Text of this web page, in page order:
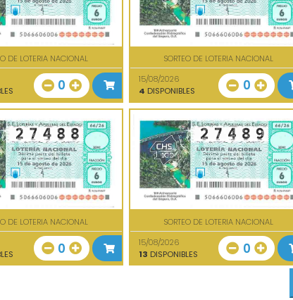
DE LOTERIA NACIONAL
0
SORTEO DE LOTERIA NACIONAL
15/08/2026
4 DISPONIBLES 0
DE LOTERIA NACIONAL
0
SORTEO DE LOTERIA NACIONAL
15/08/2026
13 DISPONIBLES 0